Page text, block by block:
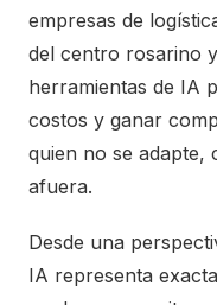
empresas de
del centro rosarino
herramientas de IA
costos y ganar
quien no se adapte,
afuera.
Desde una
IA representa